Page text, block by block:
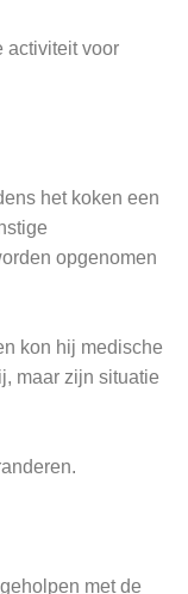
activiteit voor
het koken een
opgenomen
kon hij medische
maar zijn situatie
met de